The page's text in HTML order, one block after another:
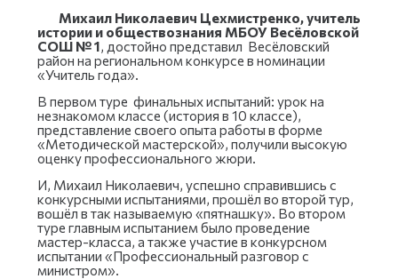
Михаил Николаевич Цехмистренко, учитель
истории и обществознания МБОУ Весёловской
СОШ № 1, достойно представил Весёловский
район на региональном конкурсе в номинации
«Учитель года».
В первом туре финальных испытаний: урок на
незнакомом классе (история в 10 классе),
представление своего опыта работы в форме
«Методической мастерской», получили высокую
оценку профессионального жюри.
И, Михаил Николаевич, успешно справившись с
конкурсными испытаниями, прошёл во второй тур,
вошёл в так называемую «пятнашку». Во втором
туре главным испытанием было проведение
мастер-класса, а также участие в конкурсном
испытании «Профессиональный разговор с
министром».